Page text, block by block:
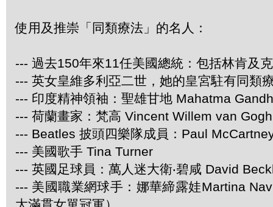
使用及推崇「同類療法」的名人：
--- 過去150年來11任美國總統：包括林肯及
--- 英女皇維多利亞二世，她的皇宮駐有同類
--- 印度精神領袖：聖雄甘地 Mahatma
--- 荷蘭畫家：梵高 Vincent Willem van Gogh
--- Beatles 披頭四樂隊成員：Paul
--- 美國歌手 Tina Turner
--- 英國足球員：萬人迷大衛‧碧咸 David
--- 美國職業網球手：娜華締露娃Martina